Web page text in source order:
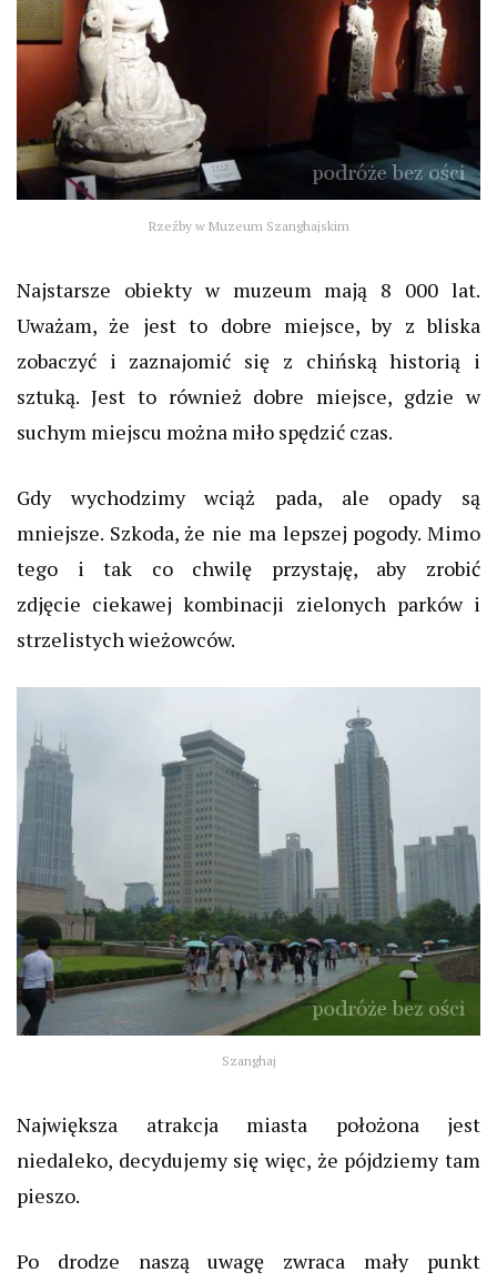
Rzeźby w Muzeum Szanghajskim
Najstarsze obiekty w muzeum mają 8 000 lat.
Uważam, że jest to dobre miejsce, by z bliska
zobaczyć i zaznajomić się z chińską historią i
sztuką. Jest to również dobre miejsce, gdzie w
suchym miejscu można miło spędzić czas.
Gdy wychodzimy wciąż pada, ale opady są
mniejsze. Szkoda, że nie ma lepszej pogody. Mimo
tego i tak co chwilę przystaję, aby zrobić
zdjęcie ciekawej kombinacji zielonych parków i
strzelistych wieżowców.
Szanghaj
Największa atrakcja miasta położona jest
niedaleko, decydujemy się więc, że pójdziemy tam
pieszo.
Po drodze naszą uwagę zwraca mały punkt